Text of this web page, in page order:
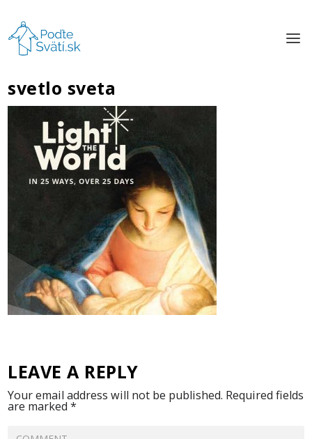
svetlo sveta
LEAVE A REPLY
Your email address will not be published. Required fields
are marked*